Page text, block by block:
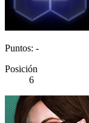
Puntos: -
Posición
6